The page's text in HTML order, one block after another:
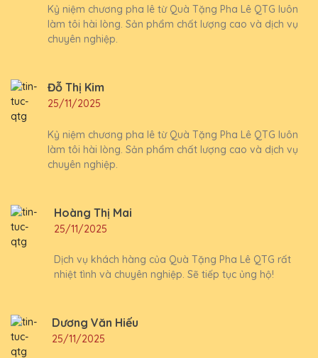
Kỷ niệm chương pha lê từ Quà Tặng Pha Lê QTG luôn
làm tôi hài lòng. Sản phẩm chất lượng cao và dịch vụ
chuyên nghiệp.
Đỗ Thị Kim
25/11/2025
Kỷ niệm chương pha lê từ Quà Tặng Pha Lê QTG luôn
làm tôi hài lòng. Sản phẩm chất lượng cao và dịch vụ
chuyên nghiệp.
Hoàng Thị Mai
25/11/2025
Dịch vụ khách hàng của Quà Tặng Pha Lê QTG rất
nhiệt tình và chuyên nghiệp. Sẽ tiếp tục ủng hộ!
Dương Văn Hiếu
25/11/2025